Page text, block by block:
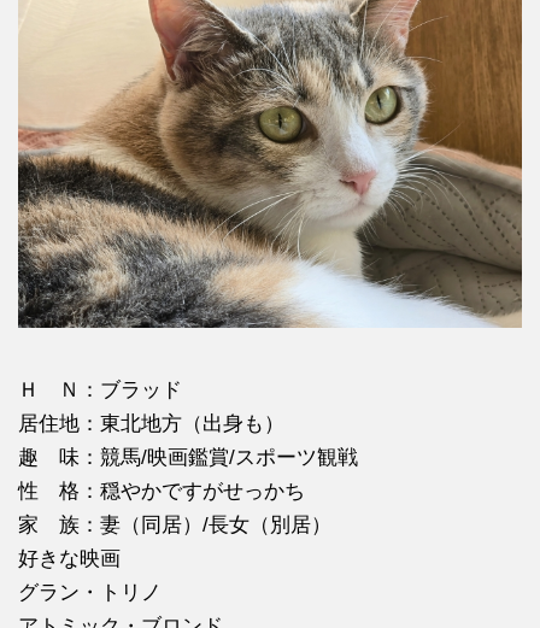
Ｈ Ｎ：ブラッド
居住地：東北地方（出身も）
趣 味：競馬/映画鑑賞/スポーツ観戦
性 格：穏やかですがせっかち
家 族：妻（同居）/長女（別居）
好きな映画
グラン・トリノ